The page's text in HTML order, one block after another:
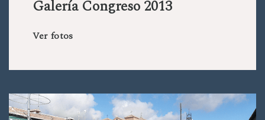
Galería Congreso 2013
Ver fotos